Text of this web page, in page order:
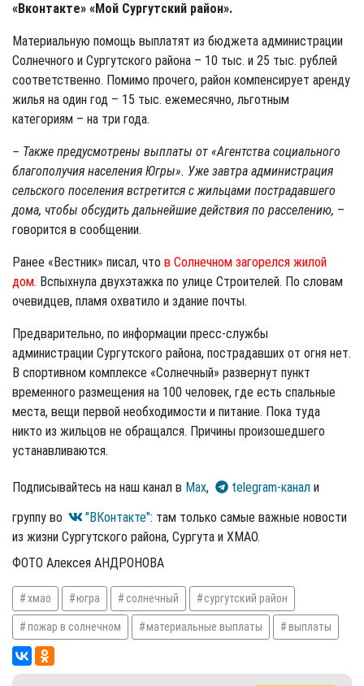
«Вконтакте» «Мой Сургутский район».
Материальную помощь выплатят из бюджета администрации
Солнечного и Сургутского района – 10 тыс. и 25 тыс. рублей
соответственно. Помимо прочего, район компенсирует аренду
жилья на один год – 15 тыс. ежемесячно, льготным
категориям – на три года.
– Также предусмотрены выплаты от «Агентства социального
благополучия населения Югры». Уже завтра администрация
сельского поселения встретится с жильцами пострадавшего
дома, чтобы обсудить дальнейшие действия по расселению, –
говорится в сообщении.
Ранее «Вестник» писал, что в Солнечном загорелся жилой
дом. Вспыхнула двухэтажка по улице Строителей. По словам
очевидцев, пламя охватило и здание почты.
Предварительно, по информации пресс-службы
администрации Сургутского района, пострадавших от огня нет.
В спортивном комплексе «Солнечный» развернут пункт
временного размещения на 100 человек, где есть спальные
места, вещи первой необходимости и питание. Пока туда
никто из жильцов не обращался. Причины произошедшего
устанавливаются.
Подписывайтесь на наш канал в Max, telegram-канал и
группу во
"ВКонтакте": там только самые важные новости
из жизни Сургутского района, Сургута и ХМАО.
ФОТО Алексея АНДРОНОВА
хмао югра солнечный сургутский район
пожар в солнечном материальные выплаты выплаты